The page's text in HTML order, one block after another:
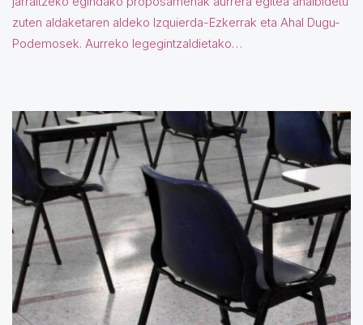
zuten aldaketaren aldeko Izquierda-Ezkerrak eta Ahal Dugu-
Podemosek. Aurreko legegintzaldietako…